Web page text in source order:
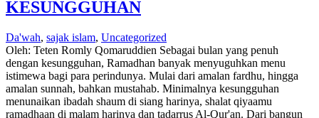
KESUNGGUHAN
Da'wah, sajak islam, Uncategorized
Oleh: Teten Romly Qomaruddien Sebagai bulan yang penuh
dengan kesungguhan, Ramadhan banyak menyuguhkan menu
istimewa bagi para perindunya. Mulai dari amalan fardhu, hingga
amalan sunnah, bahkan mustahab. Minimalnya kesungguhan
menunaikan ibadah shaum di siang harinya, shalat qiyaamu
ramadhaan di malam harinya dan tadarrus Al-Qur'an. Dari bangun